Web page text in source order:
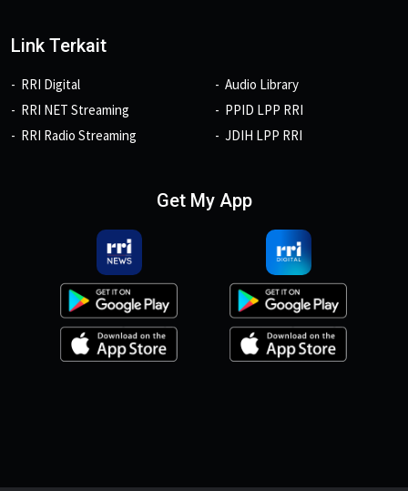
Link Terkait
RRI Digital
RRI NET Streaming
RRI Radio Streaming
Audio Library
PPID LPP RRI
JDIH LPP RRI
Get My App